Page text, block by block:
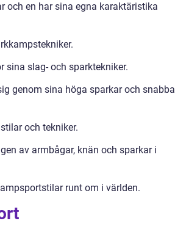
och en har sina egna karaktäristika
sina slag- och sparktekniker.
genom sina höga sparkar och snabba
och tekniker.
av armbågar, knän och sparkar i
runt om i världen.